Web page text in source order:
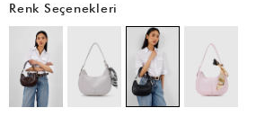
Renk Seçenekleri